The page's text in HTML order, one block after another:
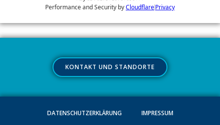
KONTAKT UND STANDORTE
DATENSCHUTZERKLÄRUNG IMPRESSUM